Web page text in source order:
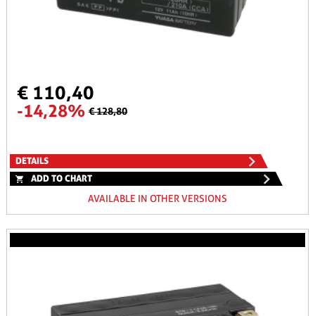
€ 110,40
-14,28% € 128,80
DETAILS
ADD TO CHART
AVAILABLE IN OTHER VERSIONS